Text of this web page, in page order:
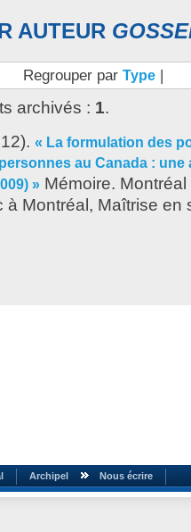
AUTEUR
Regrouper par Type |
archivés : 1.
« La formulation des
au Canada :
» Mémoire.
à Montréal, Maîtrise en
Archipel Nous écrire